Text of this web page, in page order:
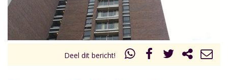
Deel dit bericht!